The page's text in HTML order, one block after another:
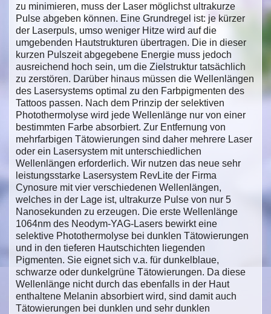
zu minimieren, muss der Laser möglichst ultrakurze
Pulse abgeben können. Eine Grundregel ist: je kürzer
der Laserpuls, umso weniger Hitze wird auf die
umgebenden Hautstrukturen übertragen. Die in dieser
kurzen Pulszeit abgegebene Energie muss jedoch
ausreichend hoch sein, um die Zielstruktur tatsächlich
zu zerstören. Darüber hinaus müssen die Wellenlängen
des Lasersystems optimal zu den Farbpigmenten des
Tattoos passen. Nach dem Prinzip der selektiven
Photothermolyse wird jede Wellenlänge nur von einer
bestimmten Farbe absorbiert. Zur Entfernung von
mehrfarbigen Tätowierungen sind daher mehrere Laser
oder ein Lasersystem mit unterschiedlichen
Wellenlängen erforderlich. Wir nutzen das neue sehr
leistungsstarke Lasersystem RevLite der Firma
Cynosure mit vier verschiedenen Wellenlängen,
welches in der Lage ist, ultrakurze Pulse von nur 5
Nanosekunden zu erzeugen. Die erste Wellenlänge
1064nm des Neodym-YAG-Lasers bewirkt eine
selektive Photothermolyse bei dunklen Tätowierungen
und in den tieferen Hautschichten liegenden
Pigmenten. Sie eignet sich v.a. für dunkelblaue,
schwarze oder dunkelgrüne Tätowierungen. Da diese
Wellenlänge nicht durch das ebenfalls in der Haut
enthaltene Melanin absorbiert wird, sind damit auch
Tätowierungen bei dunklen und sehr dunklen